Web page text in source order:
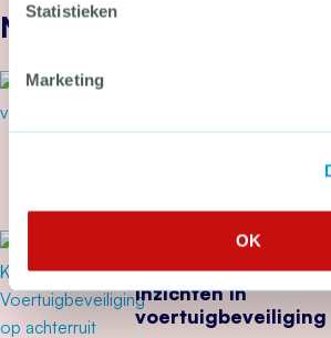
Statistieken
Marketing
OK
Nieuws
augustus van
Meer over
Samenwerking
inzichten in
voertuigbeveiliging